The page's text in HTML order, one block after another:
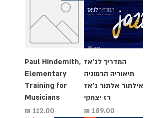
המדריך לג’אז
תיאוריה הרמוניה
אילתור אלתור ג'אז
רז יצחקי
מחיר
Paul Hindemith,
Elementary
Training for
Musicians
מחיר